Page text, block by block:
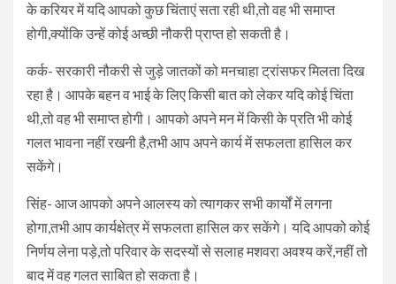
के करियर में यदि आपको कुछ चिंताएं सता रही थी,तो वह भी समाप्त
होगी,क्योंकि उन्हें कोई अच्छी नौकरी प्राप्त हो सकती है।
कर्क- सरकारी नौकरी से जुड़े जातकों को मनचाहा ट्रांसफर मिलता दिख
रहा है। आपके बहन व भाई के लिए किसी बात को लेकर यदि कोई चिंता
थी,तो वह भी समाप्त होगी। आपको अपने मन में किसी के प्रति भी कोई
गलत भावना नहीं रखनी है,तभी आप अपने कार्य में सफलता हासिल कर
सकेंगे।
सिंह- आज आपको अपने आलस्य को त्यागकर सभी कार्यों में लगना
होगा,तभी आप कार्यक्षेत्र में सफलता हासिल कर सकेंगे। यदि आपको कोई
निर्णय लेना पड़े,तो परिवार के सदस्यों से सलाह मशवरा अवश्य करें,नहीं तो
बाद में वह गलत साबित हो सकता है।